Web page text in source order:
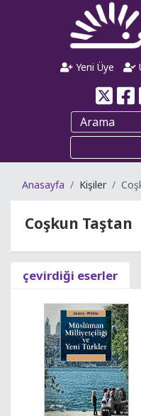
Yeni Üye
Anasayfa Kişiler
Coşkun Taştan
çevirdiği eserler